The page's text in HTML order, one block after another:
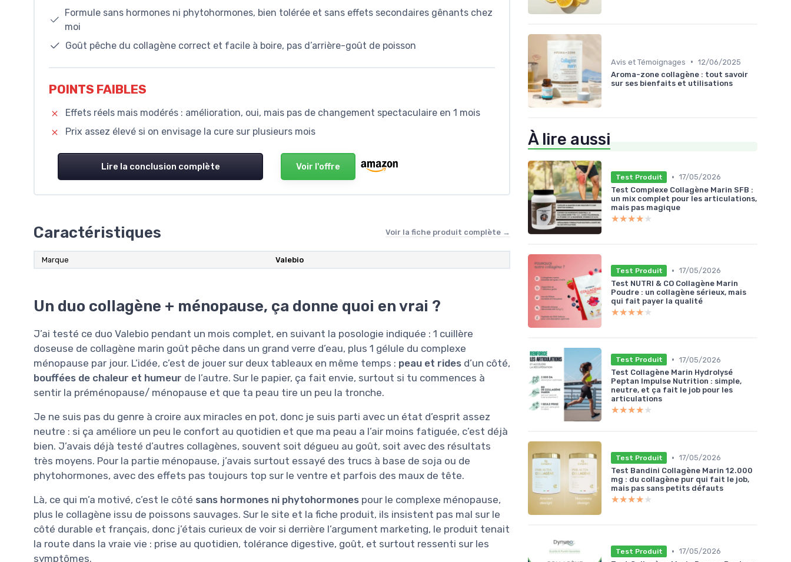
Formule sans hormones ni phytohormones, bien tolérée et sans effets secondaires gênants chez
moi
Goût pêche du collagène correct et facile à boire, pas d’arrière-goût de poisson
POINTS FAIBLES
Effets réels mais modérés : amélioration, oui, mais pas de changement spectaculaire en 1 mois
Prix assez élevé si on envisage la cure sur plusieurs mois
Lire la conclusion complète Voir l'offre
Caractéristiques Voir la fiche produit complète →
Marque Valebio
Un duo collagène + ménopause, ça donne quoi en vrai ?
J’ai testé ce duo Valebio pendant un mois complet, en suivant la posologie indiquée : 1 cuillère
doseuse de collagène marin goût pêche dans un grand verre d’eau, plus 1 gélule du complexe
ménopause par jour. L’idée, c’est de jouer sur deux tableaux en même temps : peau et rides d’un côté,
bouffées de chaleur et humeur de l’autre. Sur le papier, ça fait envie, surtout si tu commences à
sentir la préménopause/ ménopause et que ta peau tire un peu la tronche.
Je ne suis pas du genre à croire aux miracles en pot, donc je suis parti avec un état d’esprit assez
neutre : si ça améliore un peu le confort au quotidien et que ma peau a l’air moins fatiguée, c’est déjà
bien. J’avais déjà testé d’autres collagènes, souvent soit dégueu au goût, soit avec des résultats
très moyens. Pour la partie ménopause, j’avais surtout essayé des trucs à base de soja ou de
phytohormones, avec des effets pas toujours top sur le ventre et parfois des maux de tête.
Là, ce qui m’a motivé, c’est le côté sans hormones ni phytohormones pour le complexe ménopause,
plus le collagène issu de poissons sauvages. Sur le site et la fiche produit, ils insistent pas mal sur le
côté durable et français, donc j’étais curieux de voir si derrière l’argument marketing, le produit tenait
la route dans la vraie vie : prise au quotidien, tolérance digestive, goût, et surtout ressenti sur les
symptômes.
Avis et Témoignages • 12/06/2025
Aroma-zone collagène : tout savoir
sur ses bienfaits et utilisations
À lire aussi
Test Produit • 17/05/2026
Test Complexe Collagène Marin SFB :
un mix complet pour les articulations,
mais pas magique
★★★★★
★★★★★
Test Produit • 17/05/2026
Test NUTRI & CO Collagène Marin
Poudre : un collagène sérieux, mais
qui fait payer la qualité
★★★★★
★★★★★
Test Produit • 17/05/2026
Test Collagène Marin Hydrolysé
Peptan Impulse Nutrition : simple,
neutre, et ça fait le job pour les
articulations
★★★★★
★★★★★
Test Produit • 17/05/2026
Test Bandini Collagène Marin 12.000
mg : du collagène pur qui fait le job,
mais pas sans petits défauts
★★★★★
★★★★★
Test Produit • 17/05/2026